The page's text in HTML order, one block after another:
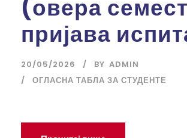
(овера
пријава
20/05/2026 BY ADMIN
ОГЛАСНА ТАБЛА ЗА СТУДЕНТЕ